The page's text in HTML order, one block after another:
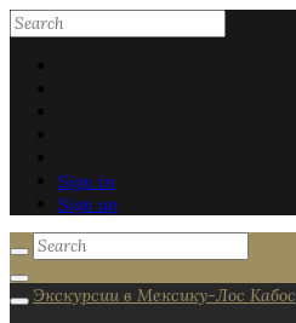
Sign in
Sign up
Экскурсии в Мексику-Лос Кабос